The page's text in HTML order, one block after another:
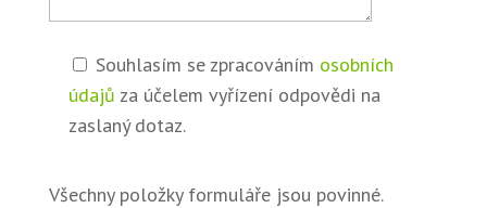
Souhlasím se zpracováním osobních
údajů za účelem vyřízení odpovědi na
zaslaný dotaz.
Všechny položky formuláře jsou povinné.